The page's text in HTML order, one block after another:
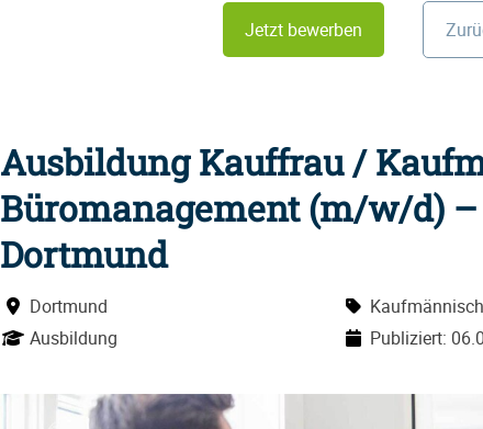
Jetzt bewerben
Ausbildung Kauffrau /
Büromanagement (m/w/d) –
Dortmund
Dortmund
Ausbildung
Publiziert: